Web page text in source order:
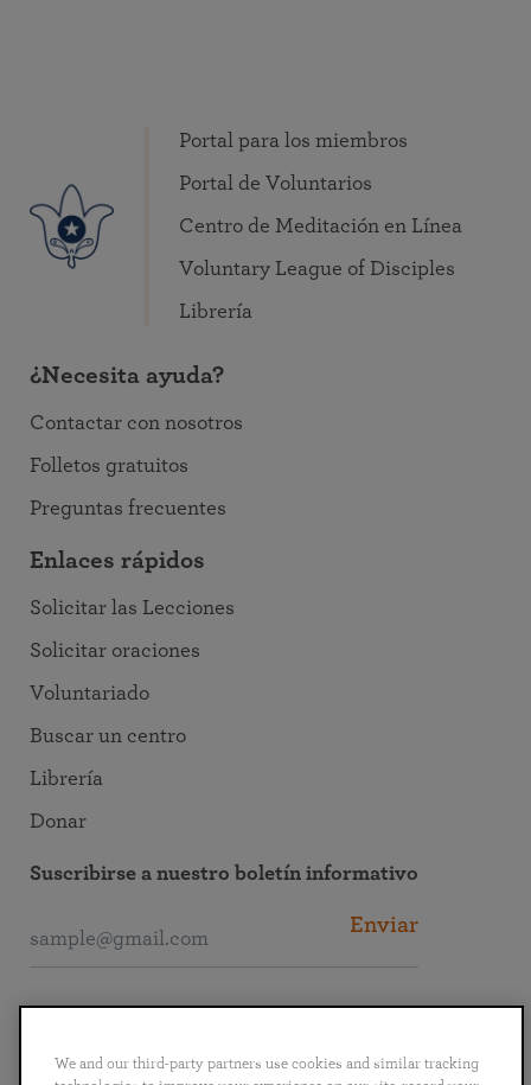
Portal para los miembros
Portal de Voluntarios
Centro de Meditación en Línea
Voluntary League of Disciples
Librería
¿Necesita ayuda?
Contactar con nosotros
Folletos gratuitos
Preguntas frecuentes
Enlaces rápidos
Solicitar las Lecciones
Solicitar oraciones
Voluntariado
Buscar un centro
Librería
Donar
Suscribirse a nuestro boletín informativo
Enviar
We and our third-party partners use cookies and similar tracking